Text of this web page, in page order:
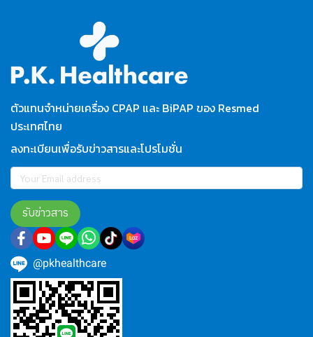
ตัวแทนจำหน่ายเครื่อง CPAP และ BiPAP ของ Resmed
ประเทศไทย
ลงทะเบียนเพื่อรับข่าวสารและโปรโมชั่น
รับข่าวสาร
@pkhealthcare